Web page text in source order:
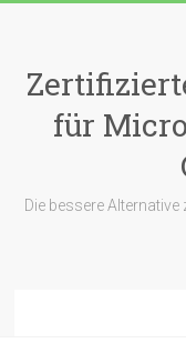
für
Die bessere